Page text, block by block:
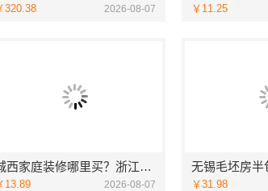
320.38 2026-08-07 ￥11.25
城西家庭装修哪里买？浙江宜美嘉装饰工程有限公司
13.89 2026-08-07 ￥31.98